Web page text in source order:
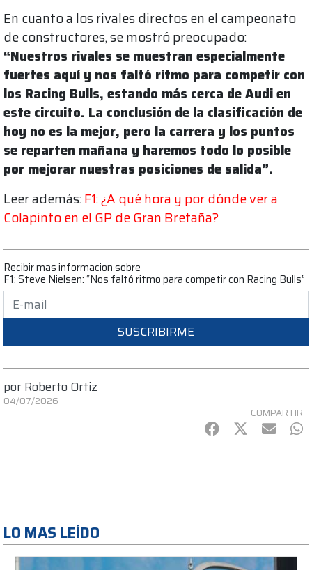
En cuanto a los rivales directos en el campeonato
de constructores, se mostró preocupado:
“Nuestros rivales se muestran especialmente
fuertes aquí y nos faltó ritmo para competir con
los Racing Bulls, estando más cerca de Audi en
este circuito. La conclusión de la clasificación de
hoy no es la mejor, pero la carrera y los puntos
se reparten mañana y haremos todo lo posible
por mejorar nuestras posiciones de salida”.
Leer además:F1: ¿A qué hora y por dónde ver a
Colapinto en el GP de Gran Bretaña?
Recibir mas informacion sobre
F1: Steve Nielsen: “Nos faltó ritmo para competir con Racing Bulls”
SUSCRIBIRME
por Roberto Ortiz
04/07/2026
COMPARTIR
Facebook
Twitter
mail
LO MAS LEÍDO